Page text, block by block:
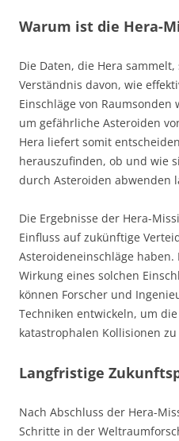
Warum ist die Hera-
Die Daten, die Hera
Verständnis davon, wie
Einschläge von Raumsonden
um gefährliche Asteroiden
Hera liefert somit
herauszufinden, ob und wie
durch Asteroiden abwenden
Die Ergebnisse der Hera-
Einfluss auf zukünftige
Asteroideneinschläge
Wirkung eines solchen
können Forscher und
Techniken entwickeln, um
katastrophalen Kollisionen
Langfristige
Nach Abschluss der Hera-
Schritte in der